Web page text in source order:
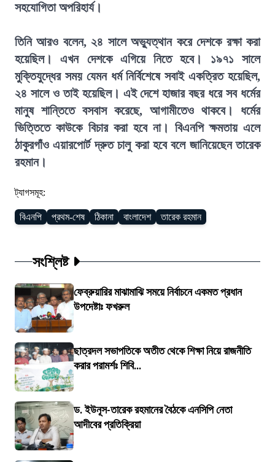
সহযোগিতা অপরিহার্য।
তিনি আরও বলেন, ২৪ সালে অভ্যুত্থান করে দেশকে রক্ষা করা
হয়েছিল। এখন দেশকে এগিয়ে নিতে হবে। ১৯৭১ সালে
মুক্তিযুদ্ধের সময় যেমন ধর্ম নির্বিশেষে সবাই একত্রিত হয়েছিল,
২৪ সালে ও তাই হয়েছিল। এই দেশে হাজার বছর ধরে সব ধর্মের
মানুষ শান্তিতে বসবাস করেছে, আগামীতেও থাকবে। ধর্মের
ভিত্তিতে কাউকে বিচার করা হবে না। বিএনপি ক্ষমতায় এলে
ঠাকুরগাঁও এয়ারপোর্ট দ্রুত চালু করা হবে বলে জানিয়েছেন তারেক
রহমান।
ট্যাগসমূহ:
বিএনপি প্রথম-শেষ ঠিকানা বাংলাদেশ তারেক রহমান
সংশ্লিষ্ট
ফেব্রুয়ারির মাঝামাঝি সময়ে নির্বাচনে একমত প্রধান
উপদেষ্টাঃ ফখরুল
ছাত্রদল সভাপতিকে অতীত থেকে শিক্ষা নিয়ে রাজনীতি
করার পরামর্শঃ শিবি...
ড. ইউনূস-তারেক রহমানের বৈঠকে এনসিপি নেতা
আদীবের প্রতিক্রিয়া